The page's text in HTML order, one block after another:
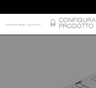
CONFIGURA
PRODOTTO